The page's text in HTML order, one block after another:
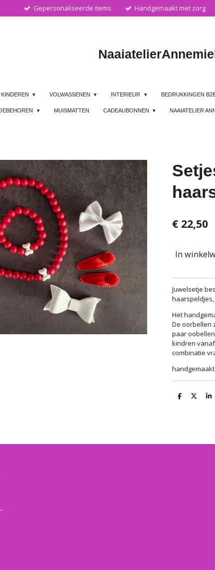
Gepersonaliseerde items Handgemaakt met zorg
Naaiatelier
KINDEREN VOLWASSENEN INTERIEUR BEDRUKKINGEN
MUISMATTEN CADEAUBONNEN NAAIATELIER
€ 22,50
In
Juwelsetje
Het
De oorbellen
paar
kindren
combinatie
D
D
S
Voorwaarden